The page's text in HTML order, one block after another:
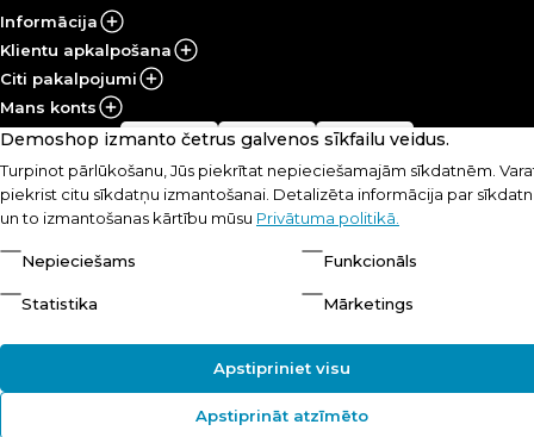
Informācija
Klientu apkalpošana
Citi pakalpojumi
Mans konts
© UAB „PRS Sportas“, 2021-2026
Lēmums:
Demoshop izmanto četrus galvenos sīkfailu veidus.
Turpinot pārlūkošanu, Jūs piekrītat nepieciešamajām sīkdatnēm.
piekrist citu sīkdatņu izmantošanai. Detalizēta informācija par
un to izmantošanas kārtību mūsu Privātuma politikā.
Nepieciešams Funkcionāls
Statistika Mārketings
Apstiprināt atzīmēto
Apstipriniet visu